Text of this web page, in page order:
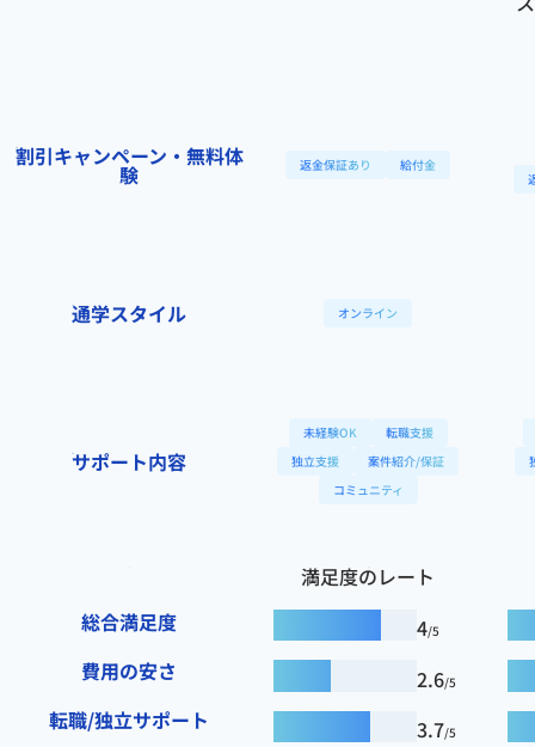
割引キャンペーン・無料体
験 返金保証あり
給付金
通学スタイル オンライン
サポート内容
未経験OK
転職支援
独立支援
案件紹介/保証
コミュニティ
総合満足度
費用の安さ
転職/独立サポート
満足度のレート
4/5
2.6/5
3.7/5